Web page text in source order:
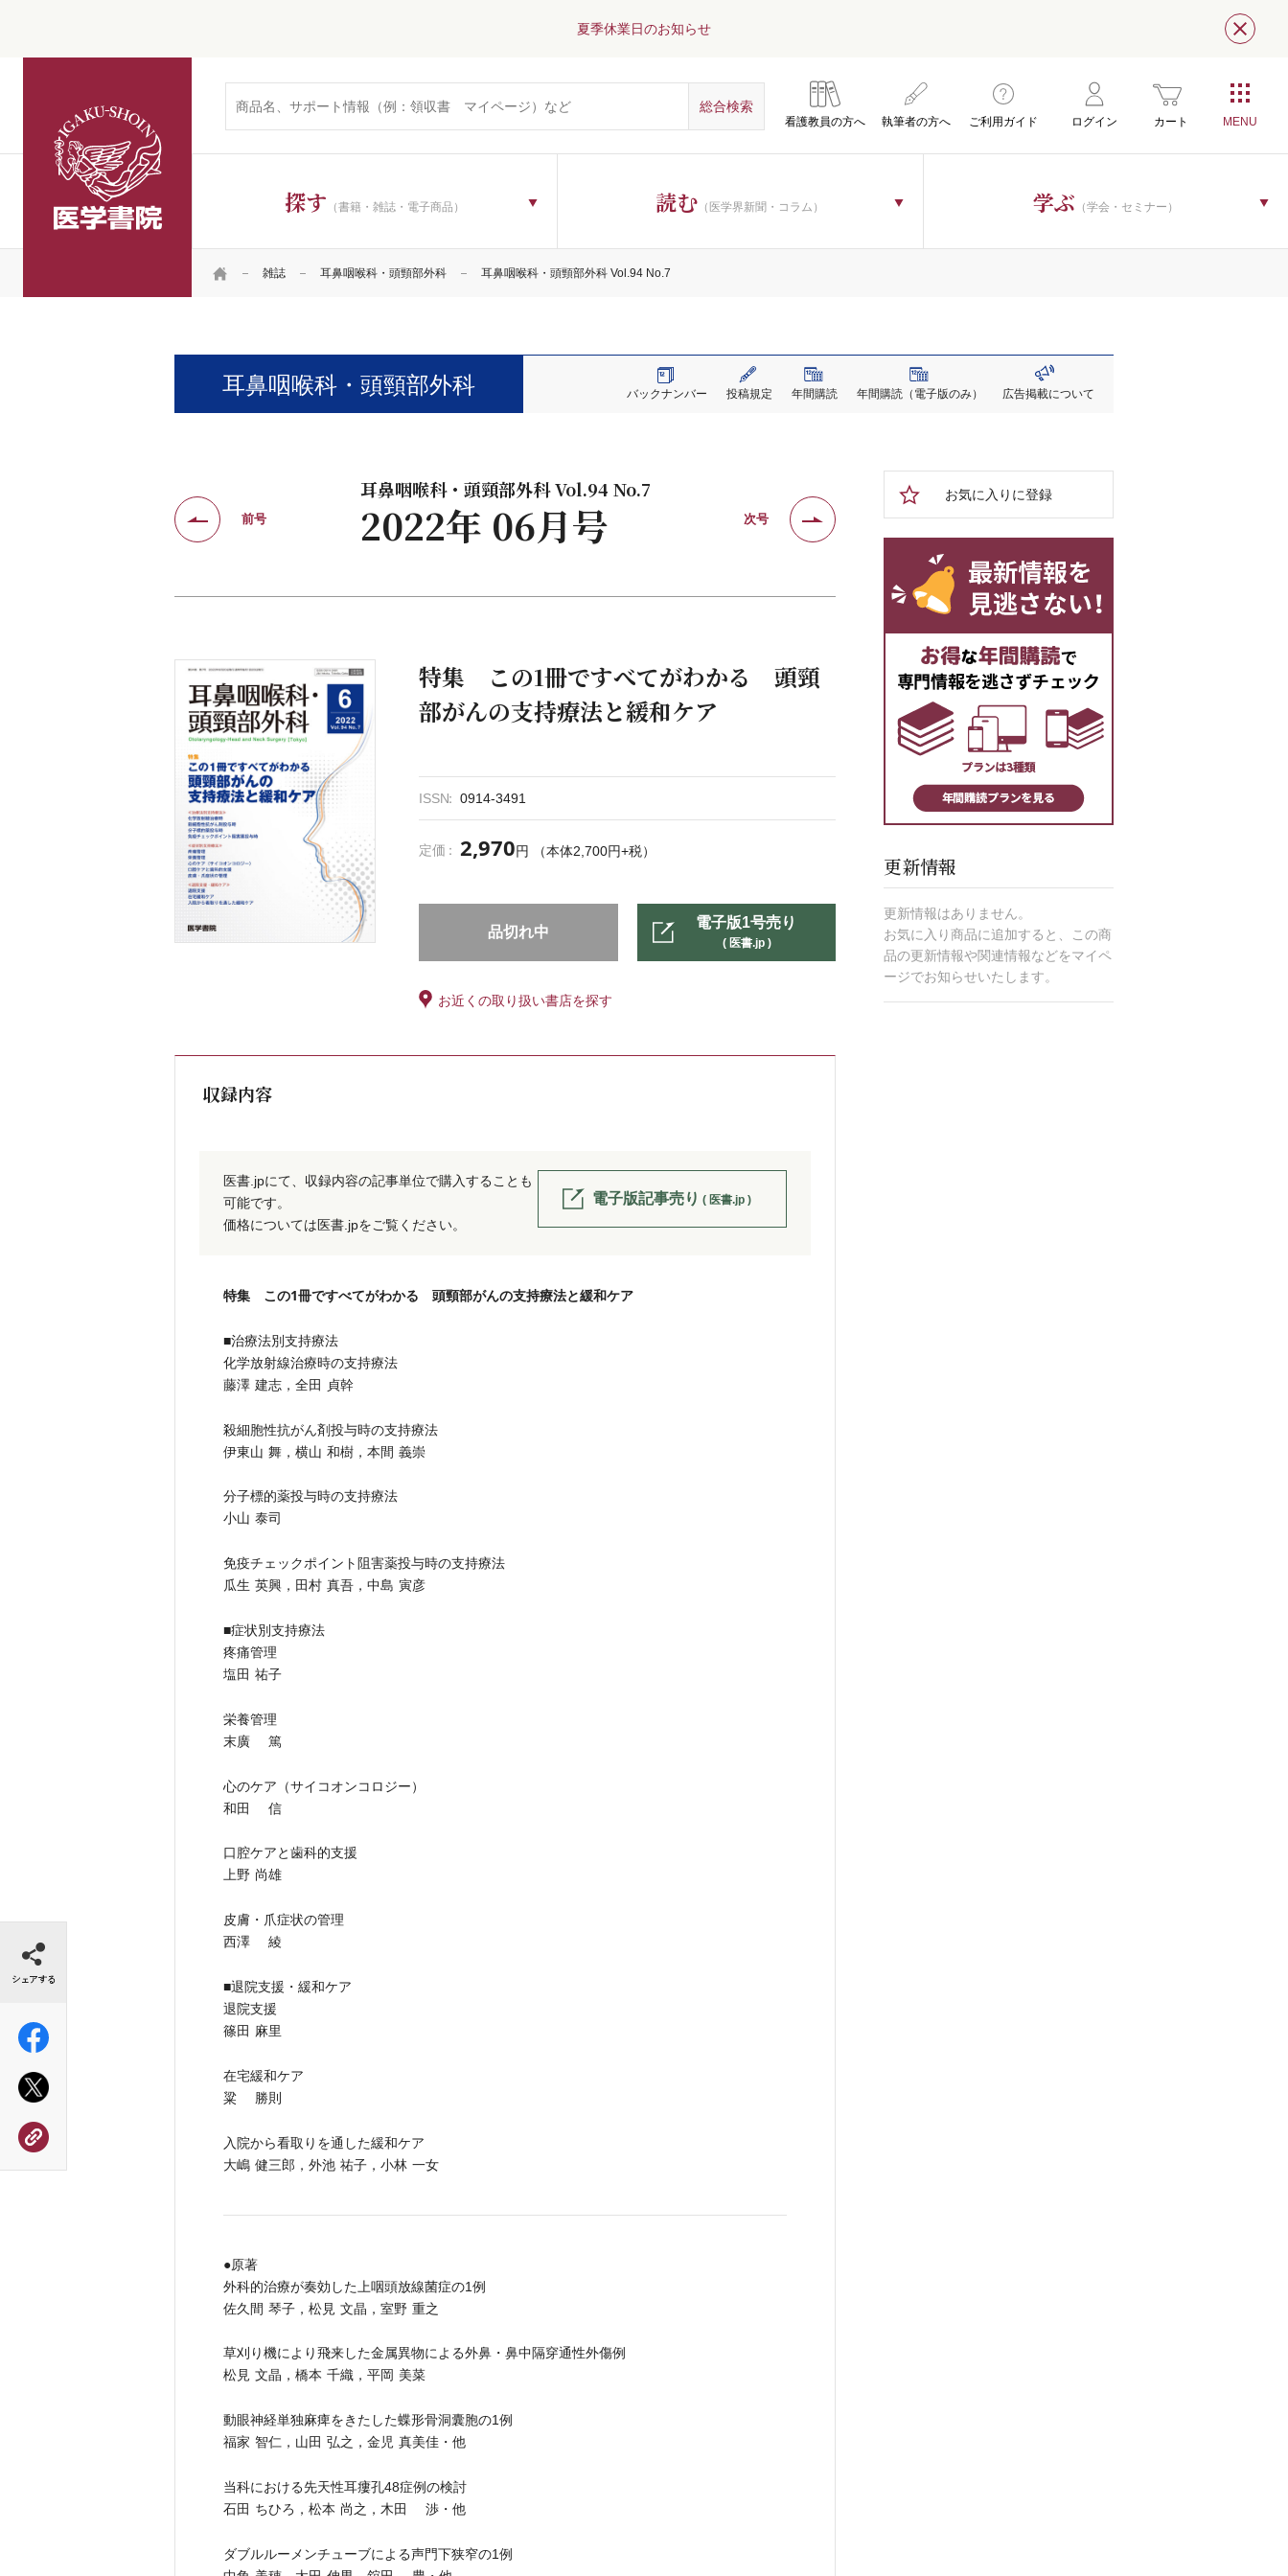
夏季休業日のお知らせ 閉じ
看護教員の方へ 執筆者の方へ ご利用ガイド ログイン カート
探す （書籍・雑誌・電子商品） 読む （医学界新聞・コラム） 学ぶ （学会・セミナー）
HOME 雑誌 耳鼻咽喉科・頭頸部外科 耳鼻咽喉科・頭頸部外科 Vol.94 No.7
耳鼻咽喉科・頭頸部外科 バックナンバー 投稿規定 年間購読 年間購読 （電子版のみ） 広告掲載について
耳鼻咽喉科・頭頸部外科 Vol.94 No.7
2022年 06月号
前号 次号
特集 この1冊ですべてがわかる 頭頸
部がんの支持療法と緩和ケア
ISSN 0914-3491
定価 2,970円 （本体2,700円+税）
品切れ中
電子版1号売り
( 医書.jp )
お近くの取り扱い書店を探す
収録内容
医書.jpにて、収録内容の記事単位で購入することも
可能です。
価格については医書.jpをご覧ください。
電子版記事売り ( 医書.jp )
特集 この1冊ですべてがわかる 頭頸部がんの支持療法と緩和ケア
■治療法別支持療法
化学放射線治療時の支持療法
藤澤 建志，全田 貞幹
殺細胞性抗がん剤投与時の支持療法
伊東山 舞，横山 和樹，本間 義崇
分子標的薬投与時の支持療法
小山 泰司
免疫チェックポイント阻害薬投与時の支持療法
瓜生 英興，田村 真吾，中島 寅彦
■症状別支持療法
疼痛管理
塩田 祐子
栄養管理
末廣 篤
心のケア（サイコオンコロジー）
和田 信
口腔ケアと歯科的支援
上野 尚雄
皮膚・爪症状の管理
西澤 綾
■退院支援・緩和ケア
退院支援
篠田 麻里
在宅緩和ケア
粱 勝則
入院から看取りを通した緩和ケア
大嶋 健三郎，外池 祐子，小林 一女
●原著
外科的治療が奏効した上咽頭放線菌症の1例
佐久間 琴子，松見 文晶，室野 重之
草刈り機により飛来した金属異物による外鼻・鼻中隔穿通性外傷例
松見 文晶，橋本 千織，平岡 美菜
動眼神経単独麻痺をきたした蝶形骨洞囊胞の1例
福家 智仁，山田 弘之，金児 真美佳・他
当科における先天性耳瘻孔48症例の検討
石田 ちひろ，松本 尚之，木田 渉・他
ダブルルーメンチューブによる声門下狭窄の1例
お気に入りに登録
更新情報
更新情報はありません。
お気に入り商品に追加すると、この商
品の更新情報や関連情報などをマイペ
ージでお知らせいたします。